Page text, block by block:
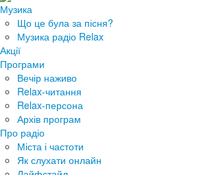
Музика
Що це була за пісня?
Музика радіо Relax
Акції
Програми
Вечір наживо
Relax-читання
Relax-персона
Архів програм
Про радіо
Міста і частоти
Як слухати онлайн